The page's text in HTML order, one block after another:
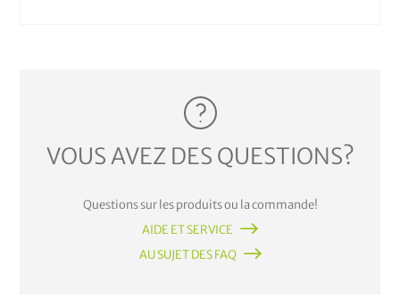
VOUS AVEZ DES QUESTIONS?
Questions sur les produits ou la commande!
AIDE ET SERVICE
AU SUJET DES FAQ